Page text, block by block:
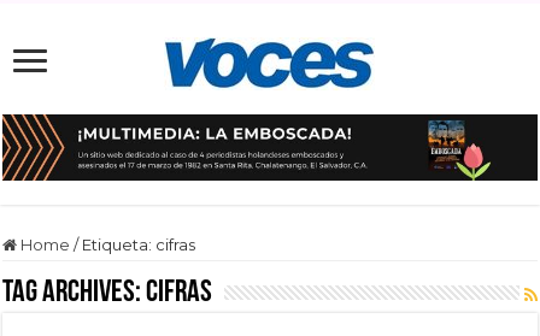
Home / Etiqueta: cifras
Tag Archives:cifras